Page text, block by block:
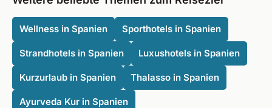
Wellness in Spanien Sporthotels in Spanien
Strandhotels in Spanien Luxushotels in Spanien
Kurzurlaub in Spanien Thalasso in Spanien
Ayurveda Kur in Spanien